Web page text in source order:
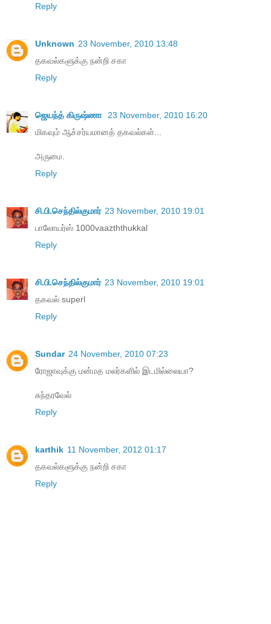
Reply
Unknown 23 November, 2010 13:48
தகவல்களுக்கு நன்றி சகா
Reply
ஜெயந்த் கிருஷ்ணா
23 November, 2010 16:20
மிகவும் ஆச்சர்யமானத் தகவல்கள்...
அருமை.
Reply
சி.பி.செந்தில்குமார் 23 November, 2010 19:01
பாலோயர்ஸ் 1000vaazththukkal
Reply
சி.பி.செந்தில்குமார் 23 November, 2010 19:01
தகவல் superl
Reply
Sundar 24 November, 2010 07:23
ரோஜாவுக்கு மன்மத மலர்களில் இடமில்லையா?
சுந்தரவேல்
Reply
karthik 11 November, 2012 01:17
தகவல்களுக்கு நன்றி சகா
Reply